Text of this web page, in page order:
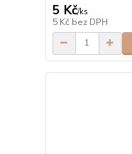
5 Kč/ks
5 Kč bez DPH